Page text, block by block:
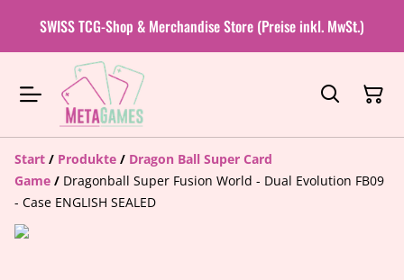
SWISS TCG-Shop & Merchandise Store (Preise inkl. MwSt.)
Start / Produkte / Dragon Ball Super Card
Game / Dragonball Super Fusion World - Dual Evolution FB09
- Case ENGLISH SEALED